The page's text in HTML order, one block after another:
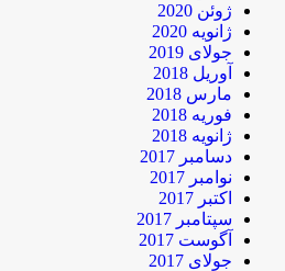
ژوئن 2020
ژانویه 2020
جولای 2019
آوریل 2018
مارس 2018
فوریه 2018
ژانویه 2018
دسامبر 2017
نوامبر 2017
اکتبر 2017
سپتامبر 2017
آگوست 2017
جولای 2017